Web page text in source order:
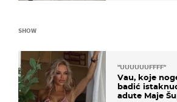
SHOW
"UUUUUUFFFF"
Vau, koje
badić
adute Maje